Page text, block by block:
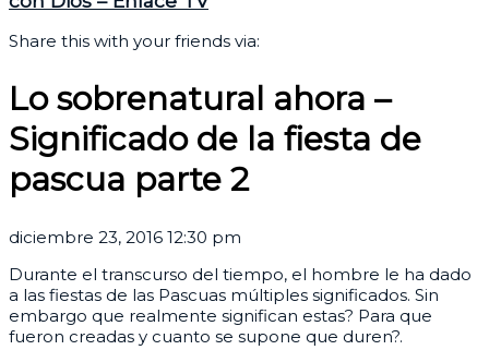
Share this with your friends via:
Lo sobrenatural ahora –
Significado de la fiesta de
pascua parte 2
diciembre 23, 2016 12:30 pm
Durante el transcurso del tiempo, el hombre le ha dado
a las fiestas de las Pascuas múltiples significados. Sin
embargo que realmente significan estas? Para que
fueron creadas y cuanto se supone que duren?.